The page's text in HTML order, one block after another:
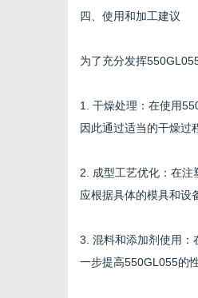
四、使用和加工建议
为了充分发挥
1. 干燥处理：在使用
因此通过适当的干燥过
2. 成型工艺优化：在
应根据具体的模具和设
3. 混料和添加剂使用：
一步提高550GL055的